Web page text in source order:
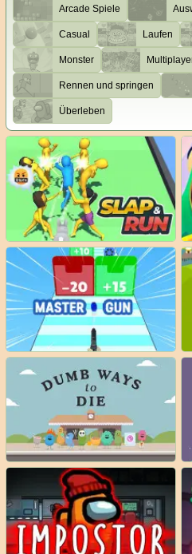
Arcade Spiele
Casual Laufen
Monster
Rennen und springen
Überleben